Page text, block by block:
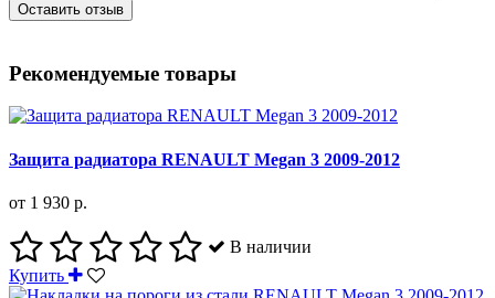
Оставить отзыв
Рекомендуемые товары
Защита радиатора RENAULT Megan 3 2009-2012
от 1 930 р.
В наличии
Купить